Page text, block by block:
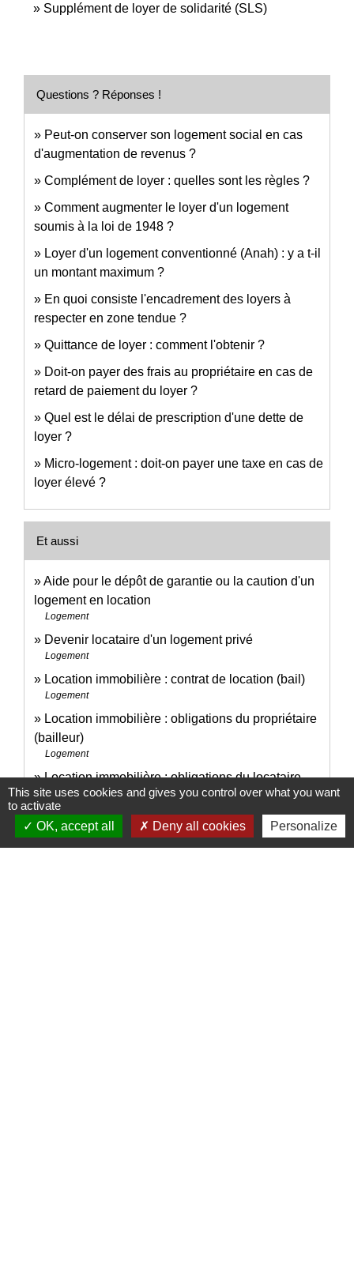
Supplément de loyer de solidarité (SLS)
Questions ? Réponses !
Peut-on conserver son logement social en cas
d'augmentation de revenus ?
Complément de loyer : quelles sont les règles ?
Comment augmenter le loyer d'un logement
soumis à la loi de 1948 ?
Loyer d'un logement conventionné (Anah) : y a t-il
un montant maximum ?
En quoi consiste l'encadrement des loyers à
respecter en zone tendue ?
Quittance de loyer : comment l'obtenir ?
Doit-on payer des frais au propriétaire en cas de
retard de paiement du loyer ?
Quel est le délai de prescription d'une dette de
loyer ?
Micro-logement : doit-on payer une taxe en cas de
loyer élevé ?
Et aussi
Aide pour le dépôt de garantie ou la caution d'un
logement en location
Logement
Devenir locataire d'un logement privé
Logement
Location immobilière : contrat de location (bail)
Logement
Location immobilière : obligations du propriétaire
(bailleur)
Logement
Location immobilière : obligations du locataire
Logement
Location immobilière : fin du bail
Logement
This site uses cookies and gives you control over what you want
to activate
OK, accept all
Deny all cookies Personalize